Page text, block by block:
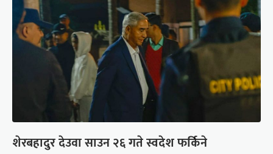
शेरबहादुर देउवा साउन २६ गते स्वदेश फर्किने